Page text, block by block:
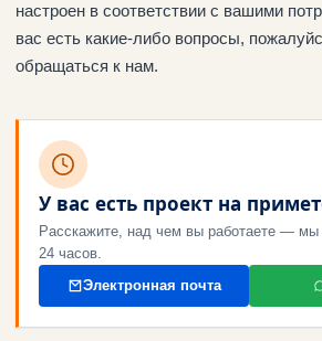
настроен в соответствии с вашими
вас есть какие-либо вопросы,
обращаться к нам.
У вас есть проект на
Расскажите, над чем вы работаете — мы
24 часов.
Электронная почта